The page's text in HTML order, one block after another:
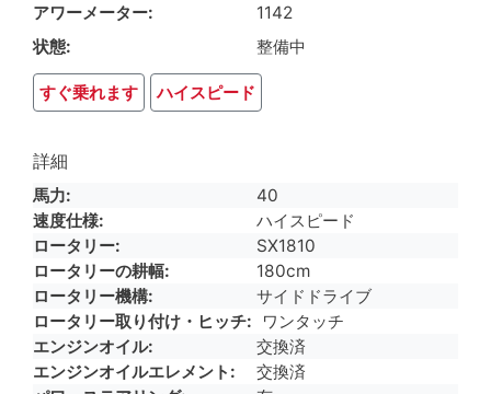
アワーメーター
1142
状態
整備中
すぐ乗れます ハイスピード
詳細
馬力
40
速度仕様
ハイスピード
ロータリー
SX1810
ロータリーの耕幅
180cm
ロータリー機構
サイドドライブ
ロータリー取り付け・ヒッチ
ワンタッチ
エンジンオイル
交換済
エンジンオイルエレメント
交換済